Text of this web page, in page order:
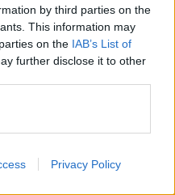
by third parties on the
This information may
on the IAB’s List of
further disclose it to other
Privacy Policy
Moldova. Cine a